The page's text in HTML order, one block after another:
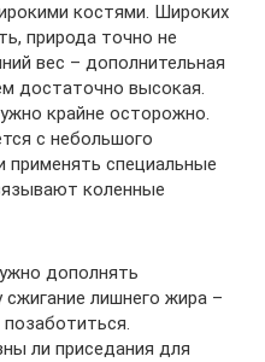
костями. Широких
природа точно не
вес – дополнительная
достаточно высокая.
крайне осторожно.
с небольшого
применять специальные
коленные
дополнять
сжигание лишнего жира –
ли приседания для